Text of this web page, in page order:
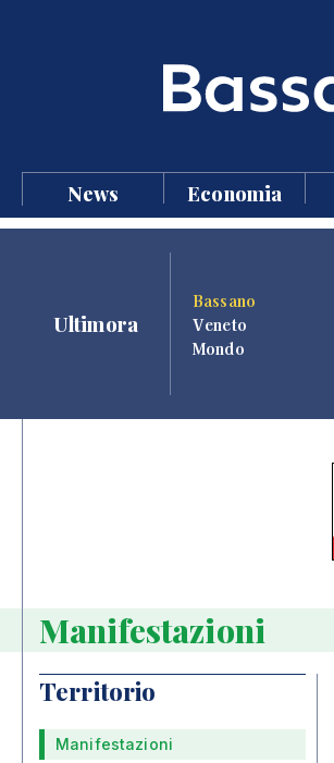
News Economia
Ultimora
Bassano
Veneto
Mondo
Manifestazioni
Territorio
Manifestazioni